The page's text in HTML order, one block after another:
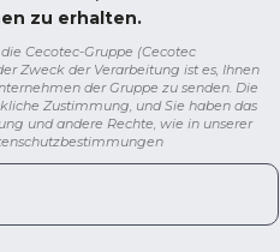
zu erhalten.
Cecotec-Gruppe (Cecotec
Zweck der Verarbeitung ist es, Ihnen
der Gruppe zu senden. Die
Zustimmung, und Sie haben das
und andere Rechte, wie in unserer